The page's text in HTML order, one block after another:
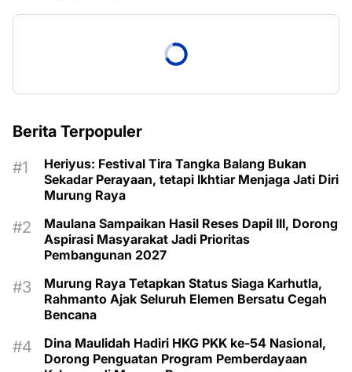
Berita Terpopuler
Heriyus: Festival Tira Tangka Balang Bukan
Sekadar Perayaan, tetapi Ikhtiar Menjaga Jati Diri
Murung Raya
Maulana Sampaikan Hasil Reses Dapil III, Dorong
Aspirasi Masyarakat Jadi Prioritas
Pembangunan 2027
Murung Raya Tetapkan Status Siaga Karhutla,
Rahmanto Ajak Seluruh Elemen Bersatu Cegah
Bencana
Dina Maulidah Hadiri HKG PKK ke-54 Nasional,
Dorong Penguatan Program Pemberdayaan